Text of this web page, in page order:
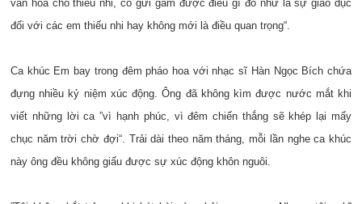
văn hóa cho thiếu nhi, có gửi gắm được điều gì đó như là sự giáo dục
đối với các em thiếu nhi hay không mới là điều quan trọng“.
Ca khúc Em bay trong đêm pháo hoa với nhạc sĩ Hàn Ngọc Bích chứa
đựng nhiều kỷ niệm xúc động. Ông đã không kìm được nước mắt khi
viết những lời ca ”vì hạnh phúc, vì đêm chiến thắng sẽ khép lại mấy
chục năm trời chờ đợi“. Trải dài theo năm tháng, mỗi lần nghe ca khúc
này ông đều không giấu được sự xúc động khôn nguôi.